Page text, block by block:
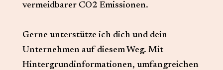
vermeidbarer CO2 Emissionen.
Gerne unterstütze ich dich und dein
Unternehmen auf diesem Weg. Mit
Hintergrundinformationen, umfangreichen